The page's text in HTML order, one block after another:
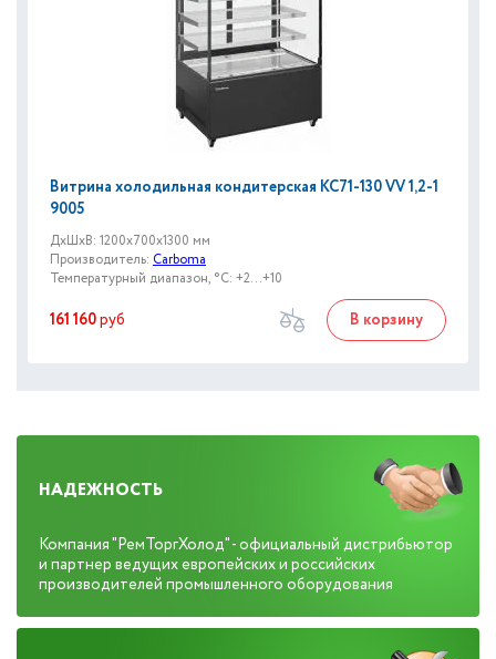
Витрина холодильная кондитерская KC71-130 VV 1,2-1
9005
ДxШxВ: 1200x700x1300 мм
Производитель: Carboma
Температурный диапазон, °C: +2...+10
161 160руб В корзину
НАДЕЖНОСТЬ
Компания "РемТоргХолод" - официальный дистрибьютор
и партнер ведущих европейских и российских
производителей промышленного оборудования